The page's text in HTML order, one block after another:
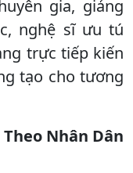
gia, giảng
nghệ sĩ ưu tú
trực tiếp kiến
tạo cho tương
Theo Nhân Dân